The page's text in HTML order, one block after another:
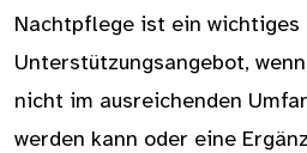
Nachtpflege ist ein wichtiges
Unterstützungsangebot,
nicht im ausreichenden
werden kann oder eine